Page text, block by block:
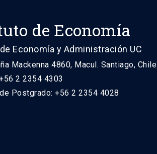
de Economía
Economía y Administración UC
Mackenna 4860, Macul. Santiago, Chile
2 2354 4303
Postgrado: +56 2 2354 4028